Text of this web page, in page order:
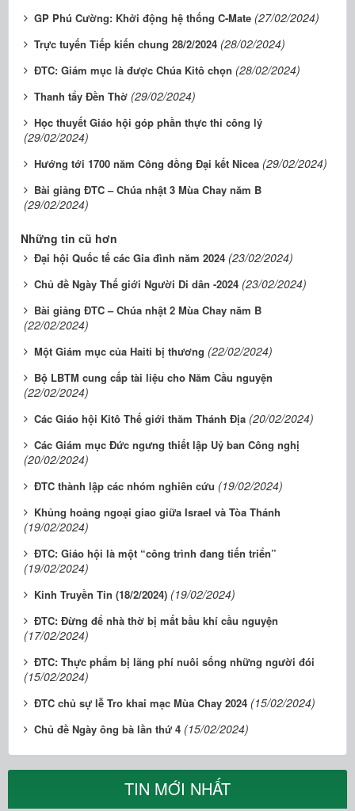
GP Phú Cường: Khởi động hệ thống C-Mate (27/02/2024)
Trực tuyến Tiếp kiến chung 28/2/2024 (28/02/2024)
ĐTC: Giám mục là được Chúa Kitô chọn (28/02/2024)
Thanh tẩy Đền Thờ (29/02/2024)
Học thuyết Giáo hội góp phần thực thi công lý
(29/02/2024)
Hướng tới 1700 năm Công đồng Đại kết Nicea (29/02/2024)
Bài giảng ĐTC – Chúa nhật 3 Mùa Chay năm B
(29/02/2024)
Những tin cũ hơn
Đại hội Quốc tế các Gia đình năm 2024 (23/02/2024)
Chủ đề Ngày Thế giới Người Di dân -2024 (23/02/2024)
Bài giảng ĐTC – Chúa nhật 2 Mùa Chay năm B
(22/02/2024)
Một Giám mục của Haiti bị thương (22/02/2024)
Bộ LBTM cung cấp tài liệu cho Năm Cầu nguyện
(22/02/2024)
Các Giáo hội Kitô Thế giới thăm Thánh Địa (20/02/2024)
Các Giám mục Đức ngưng thiết lập Uỷ ban Công nghị
(20/02/2024)
ĐTC thành lập các nhóm nghiên cứu (19/02/2024)
Khủng hoảng ngoại giao giữa Israel và Tòa Thánh
(19/02/2024)
ĐTC: Giáo hội là một “công trình đang tiến triển”
(19/02/2024)
Kinh Truyền Tin (18/2/2024) (19/02/2024)
ĐTC: Đừng để nhà thờ bị mất bầu khí cầu nguyện
(17/02/2024)
ĐTC: Thực phẩm bị lãng phí nuôi sống những người đói
(15/02/2024)
ĐTC chủ sự lễ Tro khai mạc Mùa Chay 2024 (15/02/2024)
Chủ đề Ngày ông bà lần thứ 4 (15/02/2024)
TIN MỚI NHẤT